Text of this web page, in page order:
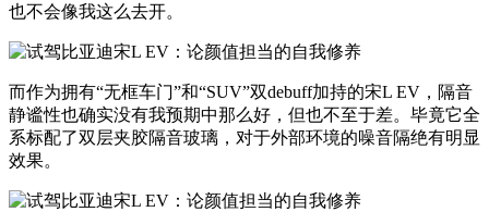
也不会像我这么去开。
而作为拥有“无框车门”和“SUV”双debuff加持的宋L EV，隔音
静谧性也确实没有我预期中那么好，但也不至于差。毕竟它全
系标配了双层夹胶隔音玻璃，对于外部环境的噪音隔绝有明显
效果。